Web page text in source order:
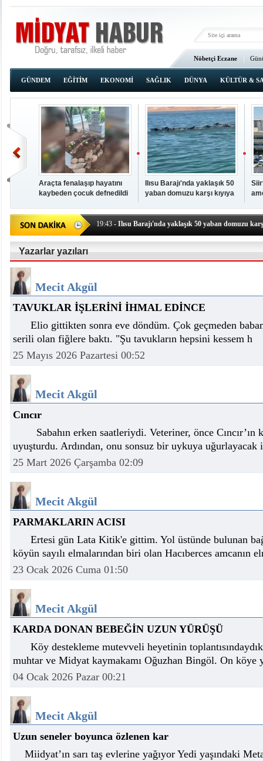
Nöbetçi Eczane
Ana Sayfa
GÜNDEM
EĞİTİM EKONOMİ SAĞLIK DÜNYA KÜLTÜR &
Araçta fenalaşıp hayatını
kaybeden çocuk defnedildi
Ilısu Barajı'nda yaklaşık 50
yaban domuzu karşı kıyıya
- OKUMAK İÇİN TIKLAYIN
19:43 - Ilısu Barajı'nda yaklaşık 50 yaban domuzu
19:42- Hacıoğlu: UMKE ekipleri bilgi, cesaret ve
19:08- HÜDA PAR Şırnak il başkanı Yalçın:
18:14- VEFAT • Mehmet Ata Baştuğ
13:14- Mardin’de yangına müdahale eden itfaiye
13:13 - Başkan Genç, Şırnak'ta dönel kavşak çağrısını
13:07
- Bakan Memişoğlu: 500 yataklı hastanemizi
13:05- Öter: Çiftçinin kullandığı mazot, gübre ve
Yazarlar yazıları
Mecit Akgül
TAVUKLAR İŞLERİNİ İHMAL EDİNCE
Elio gittikten sonra eve döndüm. Çok geçmeden
serili olan fiğlere baktı. "Şu tavukların hepsini kessem h
25 Mayıs 2026 Pazartesi 00:52
Mecit Akgül
Cıncır
Sabahın erken saatleriydi. Veteriner, önce Cıncır’ın
uyuşturdu. Ardından, onu sonsuz bir uykuya uğurlayacak
25 Mart 2026 Çarşamba 02:09
Mecit Akgül
PARMAKLARIN ACISI
Ertesi gün Lata Kitik'e gittim. Yol üstünde bulunan
köyün sayılı elmalarından biri olan Hacıberces amcanın
23 Ocak 2026 Cuma 01:50
Mecit Akgül
KARDA DONAN BEBEĞİN UZUN YÜRÜŞÜ
Köy destekleme mutevveli heyetinin
muhtar ve Midyat kaymakamı Oğuzhan Bingöl. On köye
04 Ocak 2026 Pazar 00:21
Mecit Akgül
Uzun seneler boyunca özlenen kar
Miidyat’ın sarı taş evlerine yağıyor Yedi yaşındaki